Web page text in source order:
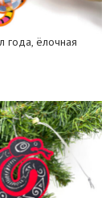
года, ёлочная